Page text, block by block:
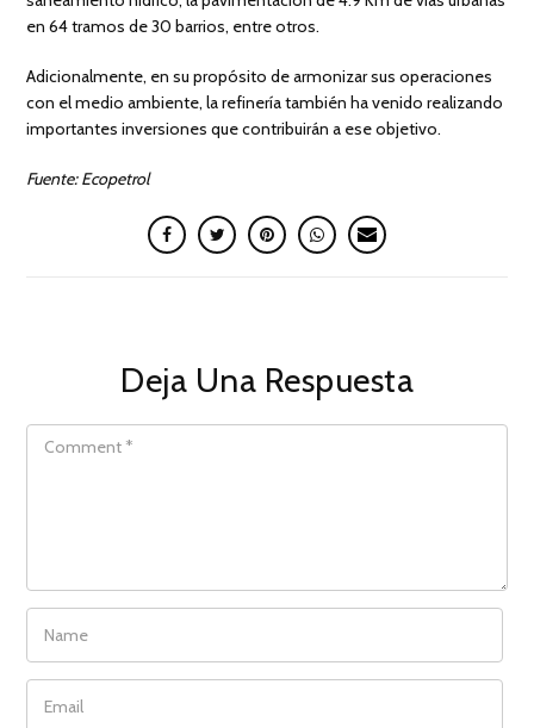
en 64 tramos de 30 barrios, entre otros.
Adicionalmente, en su propósito de armonizar sus operaciones
con el medio ambiente, la refinería también ha venido realizando
importantes inversiones que contribuirán a ese objetivo.
Fuente: Ecopetrol
Deja Una Respuesta
COMMENT
NAME
EMAIL